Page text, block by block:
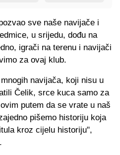
sve naše navijače i
u srijedu, dođu na
igrači na terenu i navijači
za ovaj klub.
navijača, koji nisu u
Čelik, srce kuca samo za
putem da se vrate u naš
pišemo historiju koja
kroz cijelu historiju",